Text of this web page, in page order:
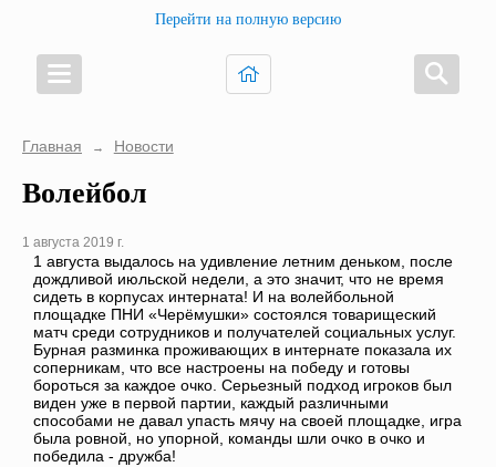
Перейти на полную версию
Главная → Новости
Волейбол
1 августа 2019 г.
1 августа выдалось на удивление летним деньком, после
дождливой июльской недели, а это значит, что не время
сидеть в корпусах интерната! И на волейбольной
площадке ПНИ «Черёмушки» состоялся товарищеский
матч среди сотрудников и получателей социальных услуг.
Бурная разминка проживающих в интернате показала их
соперникам, что все настроены на победу и готовы
бороться за каждое очко. Серьезный подход игроков был
виден уже в первой партии, каждый различными
способами не давал упасть мячу на своей площадке, игра
была ровной, но упорной, команды шли очко в очко и
победила - дружба!